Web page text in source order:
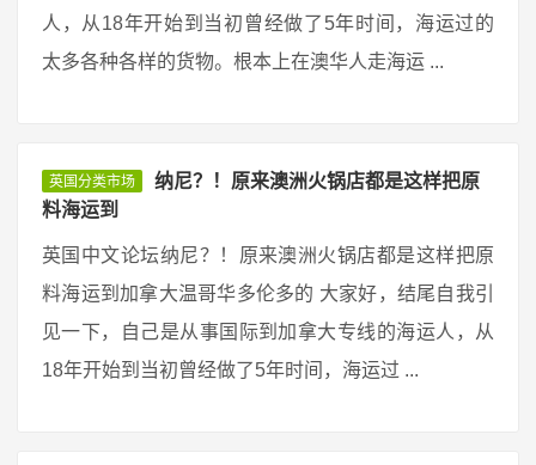
人，从18年开始到当初曾经做了5年时间，海运过的
太多各种各样的货物。根本上在澳华人走海运 ...
英国分类市场
纳尼？！原来澳洲火锅店都是这样把原
料海运到
英国中文论坛纳尼？！原来澳洲火锅店都是这样把原
料海运到加拿大温哥华多伦多的 大家好，结尾自我引
见一下，自己是从事国际到加拿大专线的海运人，从
18年开始到当初曾经做了5年时间，海运过 ...